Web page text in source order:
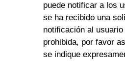
puede notificar a los
se ha recibido una
notificación al
prohibida, por favor
se indique